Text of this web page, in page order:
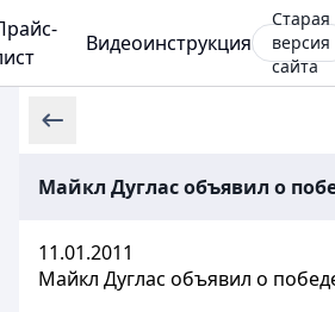
Видеоинструкция
Старая
версия
сайта
Майкл Дуглас объявил о
11.01.2011
Майкл Дуглас объявил о